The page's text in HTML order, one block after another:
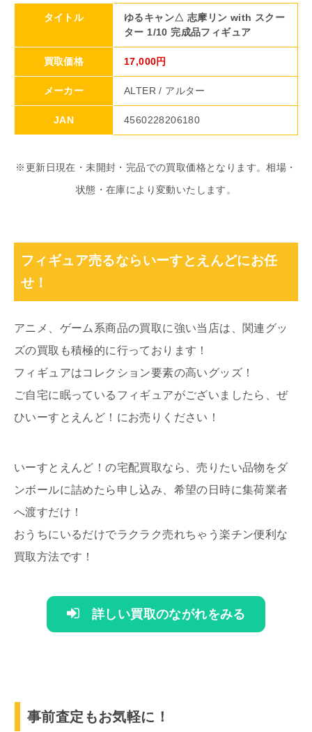
タイトル
ゆるキャン△ 志摩リン with スクー
ター 1/10 完成品フィギュア
買取価格 17,000円
メーカー ALTER / アルター
JAN 4560228206180
※更新日現在・未開封・完品での買取価格となります。相場・
状態・在庫により変動いたします。
フィギュア売るならいーすとえんどにお任
せ！
アニメ、ゲーム系商品の買取に強い当店は、関連グッ
ズの買取も積極的に行っております！
フィギュアはコレクション要素の高いグッズ！
ご自宅に眠っているフィギュアがございましたら、ぜ
ひいーすとえんど！にお売りください！
いーすとえんど！の宅配買取なら、売りたい品物をダ
ンボールに詰めたら申し込み、希望の日時に集荷業者
へ渡すだけ！
おうちにいるだけでラクラク売れちゃう楽チン便利な
買取方法です！
詳しい買取のながれをみる
事前査定もお気軽に！